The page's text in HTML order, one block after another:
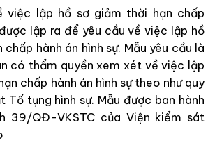
việc lập hồ sơ giảm thời hạn chấp
lập ra để yêu cầu về việc lập hồ
hành án hình sự. Mẫu yêu cầu là
có thẩm quyền xem xét về việc lập
chấp hành án hình sự theo như quy
Tố tụng hình sự. Mẫu được ban hành
39/QĐ-VKSTC của Viện kiểm sát